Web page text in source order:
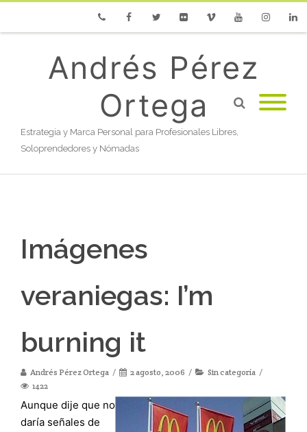
Andrés Pérez
Ortega
Estrategia y Marca Personal para Profesionales Libres,
Soloprendedores y Nómadas
Imágenes
veraniegas: I’m
burning it
Andrés Pérez Ortega 2 agosto, 2006
Sin categoría
1422
Aunque dije que no
daría señales de